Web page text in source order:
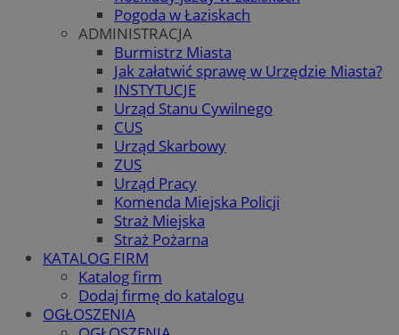
Pogoda w Łaziskach
ADMINISTRACJA
Burmistrz Miasta
Jak załatwić sprawę w Urzędzie Miasta?
INSTYTUCJE
Urząd Stanu Cywilnego
CUS
Urząd Skarbowy
ZUS
Urząd Pracy
Komenda Miejska Policji
Straż Miejska
Straż Pożarna
KATALOG FIRM
Katalog firm
Dodaj firmę do katalogu
OGŁOSZENIA